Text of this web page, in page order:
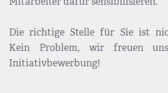
Mitarbeiter dafür sensibilisieren.
Die richtige Stelle für Sie ist
Kein Problem, wir freuen
Initiativbewerbung!